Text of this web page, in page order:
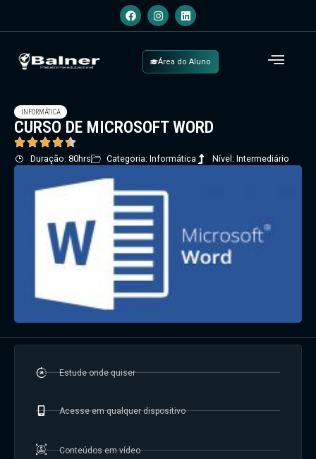
Área do Aluno
INFORMÁTICA
CURSO DE MICROSOFT WORD
Duração: 80hrs Categoria: Informática Nível: Intermediário
Estude onde quiser
Acesse em qualquer dispositivo
Conteúdos em vídeo